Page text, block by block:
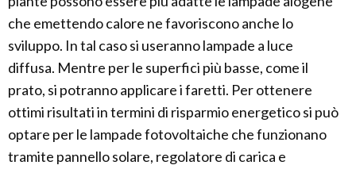
che emettendo calore ne favoriscono anche lo
sviluppo. In tal caso si useranno lampade a luce
diffusa. Mentre per le superfici più basse, come il
prato, si potranno applicare i faretti. Per ottenere
ottimi risultati in termini di risparmio energetico si può
optare per le lampade fotovoltaiche che funzionano
tramite pannello solare, regolatore di carica e